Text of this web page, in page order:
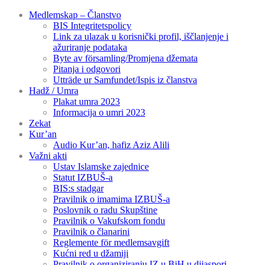
Medlemskap – Članstvo
BIS Integritetspolicy
Link za ulazak u korisnički profil, iščlanjenje i
ažuriranje podataka
Byte av församling/Promjena džemata
Pitanja i odgovori
Utträde ur Samfundet/Ispis iz članstva
Hadž / Umra
Plakat umra 2023
Informacija o umri 2023
Zekat
Kur’an
Audio Kur’an, hafiz Aziz Alili
Važni akti
Ustav Islamske zajednice
Statut IZBUŠ-a
BIS:s stadgar
Pravilnik o imamima IZBUŠ-a
Poslovnik o radu Skupštine
Pravilnik o Vakufskom fondu
Pravilnik o članarini
Reglemente för medlemsavgift
Kućni red u džamiji